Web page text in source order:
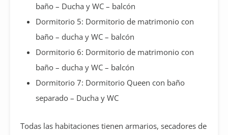
baño – Ducha y WC – balcón
Dormitorio 5: Dormitorio de matrimonio con
baño – ducha y WC – balcón
Dormitorio 6: Dormitorio de matrimonio con
baño – ducha y WC – balcón
Dormitorio 7: Dormitorio Queen con baño
separado – Ducha y WC
Todas las habitaciones tienen armarios, secadores de